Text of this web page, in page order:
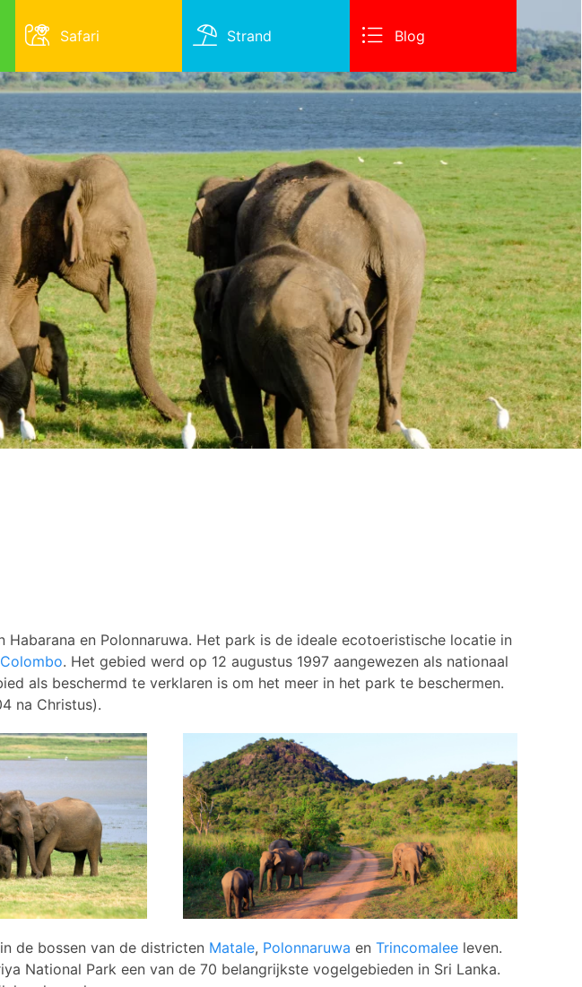
Safari Strand Blog
en Polonnaruwa. Het park is de ideale ecotoeristische locatie in
Colombo. Het gebied werd op 12 augustus 1997 aangewezen als nationaal
als beschermd te verklaren is om het meer in het park te beschermen.
na Christus).
de bossen van de districten Matale, Polonnaruwa en Trincomalee leven.
National Park een van de 70 belangrijkste vogelgebieden in Sri Lanka.